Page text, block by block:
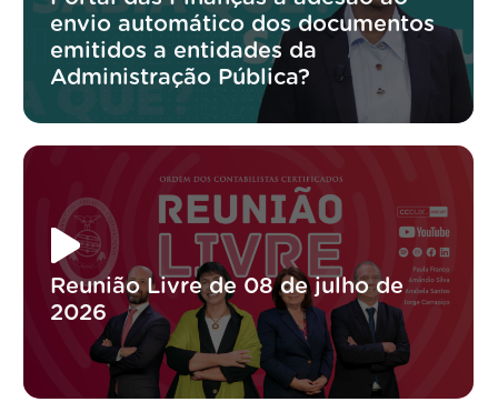
envio automático dos documentos
emitidos a entidades da
Administração Pública?
Reunião Livre de 08 de julho de
2026